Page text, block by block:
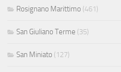
Rosignano Marittimo (461)
San Giuliano Terme (35)
San Miniato (127)